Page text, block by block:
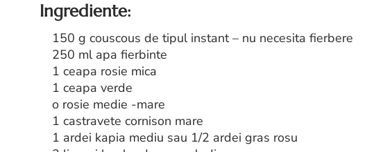
Ingrediente:
150 g couscous de tipul instant – nu necesita fierbere
250 ml apa fierbinte
1 ceapa rosie mica
1 ceapa verde
o rosie medie -mare
1 castravete cornison mare
1 ardei kapia mediu sau 1/2 ardei gras rosu